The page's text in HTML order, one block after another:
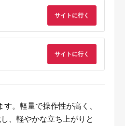
出典：ふるさとチョイ
出典：ふるな
北海道 紋別市
サイトに行く
サイトに行く
。軽量で操作性が高く、
、軽やかな立ち上がりと